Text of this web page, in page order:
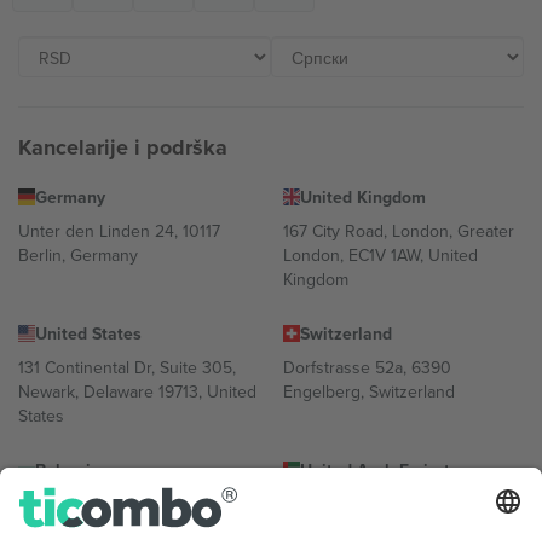
Kancelarije i podrška
Germany
Unter den Linden 24, 10117
Berlin, Germany
United Kingdom
167 City Road, London, Greater
London, EC1V 1AW, United
Kingdom
United States
131 Continental Dr, Suite 305,
Newark, Delaware 19713, United
States
Switzerland
Dorfstrasse 52a, 6390
Engelberg, Switzerland
Bulgaria
Regus Sofia City West, bul
Totleben 53-55, 1606 Sofia,
United Arab Emirates
UAE Dubai Silicon Oasis, DDP